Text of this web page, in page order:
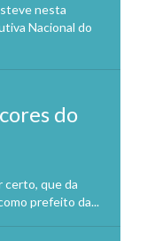
nesta
Nacional do
do
certo, que da
prefeito da...